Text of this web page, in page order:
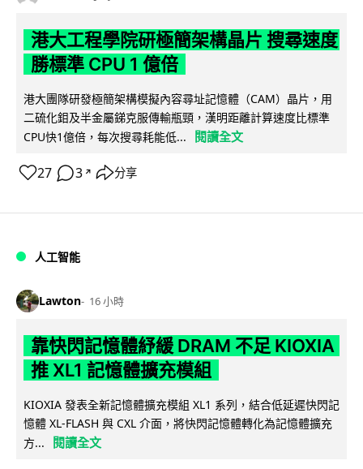
港大工程學院研極簡架構晶片 搜尋速度
勝標準 CPU 1 億倍
港大團隊研發極簡架構模擬內容尋址記憶體（CAM）晶片，用
二硫化鉬及半金屬銻克服傳輸瓶頸，漢明距離計算速度比標準
CPU快1億倍，每次搜尋耗能低...
閱讀全文
27 3 ↗ 分享
人工智能
Lawton 16 小時
靠快閃記憶體紓緩 DRAM 不足 KIOXIA
推 XL1 記憶體擴充模組
KIOXIA 發表全新記憶體擴充模組 XL1 系列，結合低延遲快閃記
憶體 XL-FLASH 與 CXL 介面，將快閃記憶體轉化為記憶體擴充
方...
閱讀全文